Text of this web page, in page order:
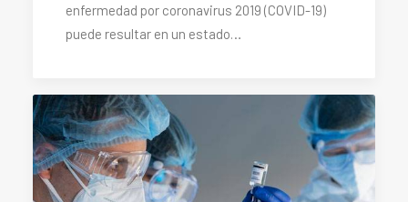
enfermedad por coronavirus 2019 (COVID-19)
puede resultar en un estado…